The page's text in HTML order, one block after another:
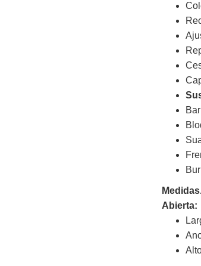
Abierta: